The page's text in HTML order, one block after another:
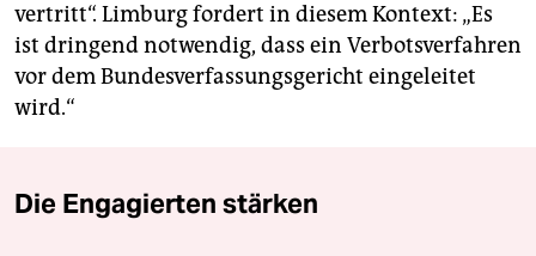
vertritt“. Limburg fordert in diesem Kontext: „Es
ist dringend notwendig, dass ein Verbotsverfahren
vor dem Bundesverfassungsgericht eingeleitet
wird.“
Die Engagierten stärken